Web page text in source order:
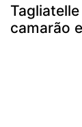
camarão